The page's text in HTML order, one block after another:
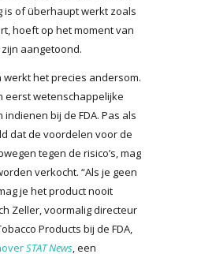
is of überhaupt werkt zoals
hoeft op het moment van
aangetoond.
het precies andersom.
eerst wetenschappelijke
bij de FDA. Pas als
dat de voordelen voor de
tegen de risico’s, mag
verkocht. “Als je geen
je het product nooit
Zeller, voormalig directeur
Products bij de FDA,
STAT News, een